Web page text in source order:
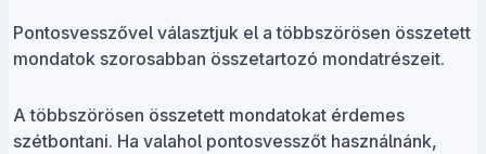
Pontosvesszővel választjuk el a többszörösen összetett
mondatok szorosabban összetartozó mondatrészeit.
A többszörösen összetett mondatokat érdemes
szétbontani. Ha valahol pontosvesszőt használnánk,